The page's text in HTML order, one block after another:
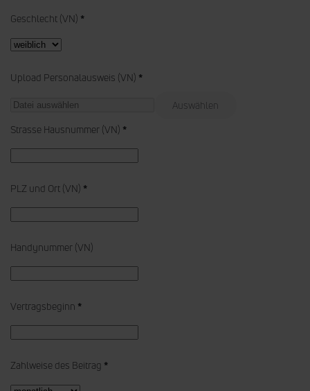
Geschlecht (VN) *
Upload Personalausweis (VN) *
Auswählen
Strasse Hausnummer (VN) *
PLZ und Ort (VN) *
Handynummer (VN)
Vertragsbeginn *
Zahlweise des Beitrag *